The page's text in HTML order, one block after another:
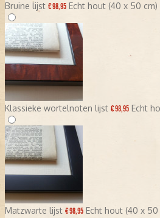
Bruine lijst € 98,95 Echt hout (40 x 50 cm)
Klassieke wortelnoten lijst € 98,95 Echt
Matzwarte lijst € 98,95 Echt hout (40 x 50